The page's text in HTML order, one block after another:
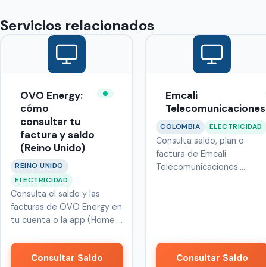
Servicios relacionados
OVO Energy:
cómo
consultar tu
factura y saldo
(Reino Unido)
REINO UNIDO
ELECTRICIDAD
Consulta el saldo y las
facturas de OVO Energy en
tu cuenta o la app (Home +
Bi…
Consultar Saldo
Emcali
Telecomunicaciones
COLOMBIA ELECTRICIDAD
Consulta saldo, plan o
factura de Emcali
Telecomunicaciones.
Consultar Saldo